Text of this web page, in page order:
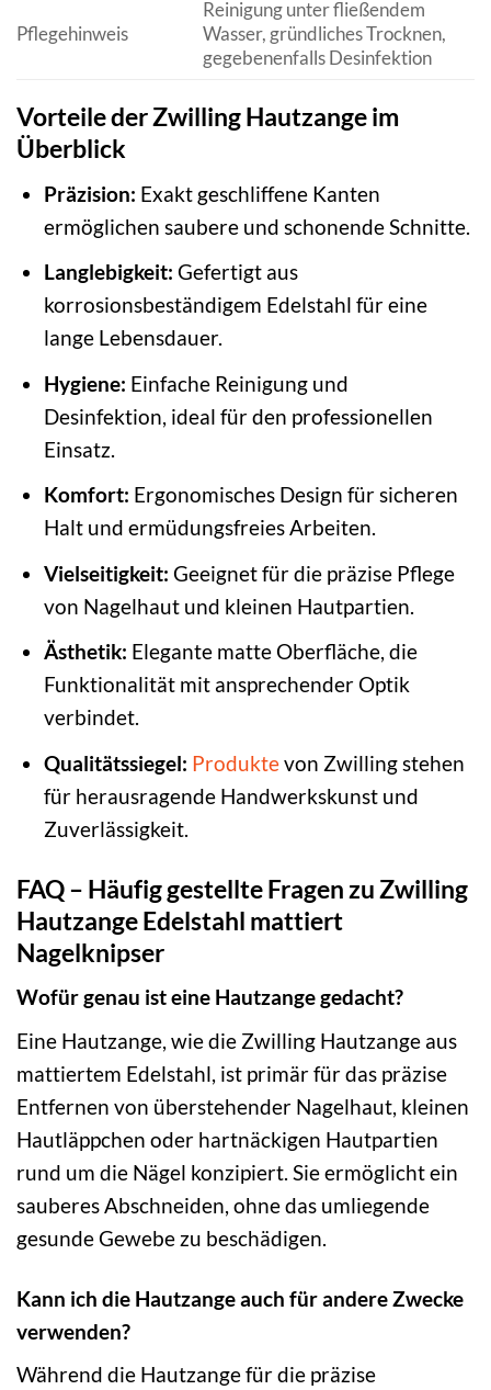
Pflegehinweis
Reinigung unter fließendem
Wasser, gründliches Trocknen,
gegebenenfalls Desinfektion
Vorteile der Zwilling Hautzange im
Überblick
Präzision: Exakt geschliffene Kanten
ermöglichen saubere und schonende Schnitte.
Langlebigkeit: Gefertigt aus
korrosionsbeständigem Edelstahl für eine
lange Lebensdauer.
Hygiene: Einfache Reinigung und
Desinfektion, ideal für den professionellen
Einsatz.
Komfort: Ergonomisches Design für sicheren
Halt und ermüdungsfreies Arbeiten.
Vielseitigkeit: Geeignet für die präzise Pflege
von Nagelhaut und kleinen Hautpartien.
Ästhetik: Elegante matte Oberfläche, die
Funktionalität mit ansprechender Optik
verbindet.
Qualitätssiegel: Produktevon Zwilling stehen
für herausragende Handwerkskunst und
Zuverlässigkeit.
FAQ – Häufig gestellte Fragen zu Zwilling
Hautzange Edelstahl mattiert
Nagelknipser
Wofür genau ist eine Hautzange gedacht?
Eine Hautzange, wie die Zwilling Hautzange aus
mattiertem Edelstahl, ist primär für das präzise
Entfernen von überstehender Nagelhaut, kleinen
Hautläppchen oder hartnäckigen Hautpartien
rund um die Nägel konzipiert. Sie ermöglicht ein
sauberes Abschneiden, ohne das umliegende
gesunde Gewebe zu beschädigen.
Kann ich die Hautzange auch für andere Zwecke
verwenden?
Während die Hautzange für die präzise